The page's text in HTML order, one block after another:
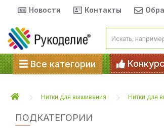
Новости Контакты
Все категории Конкурс
Нитки для вышивания Нитки для
ПОДКАТЕГОРИИ